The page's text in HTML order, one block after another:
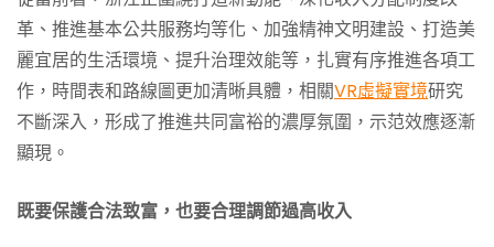
革、推進基本公共服務均等化、加強精神文明建設、打造美
麗宜居的生活環境、提升治理效能等，扎實有序推進各項工
作，時間表和路線圖更加清晰具體，相關VR虛擬實境研究
不斷深入，形成了推進共同富裕的濃厚氛圍，示范效應逐漸
顯現。
既要保護合法致富，也要合理調節過高收入